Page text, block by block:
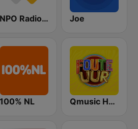
NPO Radio 5 Joe
100% NL Qmusic Het Foute Uur